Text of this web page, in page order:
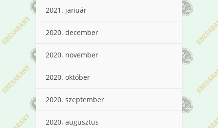
2021. január
2020. december
2020. november
2020. október
2020. szeptember
2020. augusztus